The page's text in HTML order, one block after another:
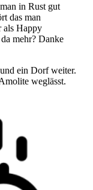
in Rust gut
das man
als Happy
mehr? Danke
ein Dorf weiter.
weglässt.